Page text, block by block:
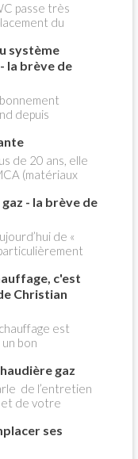
passe très
du
système
la brève de
depuis
Aujourd'hui
explique tout
la nouvelle
"heures
près de 15
!
de 20 ans, elle
(matériaux
dans notre
Amiante et
Pessey
- la brève de
de «
fioul au profit du
c'est
Christian
est
bon
Mais
un bois de
entrent en
le taux
et la saison de
gaz
de l’entretien
et de votre
radiateurs ou un
sont alimentés
ses